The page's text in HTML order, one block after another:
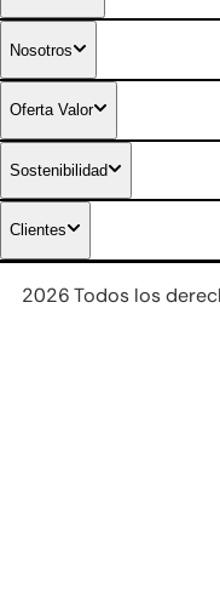
Combustibles
Nosotros
Oferta Valor
Sostenibilidad
Clientes
2026 Todos los